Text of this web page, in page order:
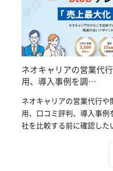
ネオキャリアの営業代
用、導入事例を調…
ネオキャリアの営業代行
用、口コミ評判、導入事
社を比較する前に確認した